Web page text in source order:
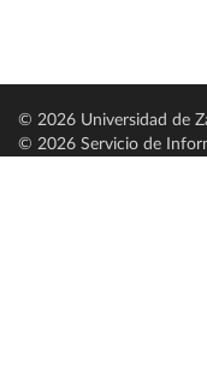
© 2026 Universidad de
© 2026 Servicio de